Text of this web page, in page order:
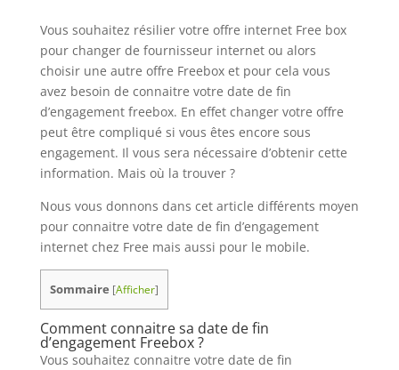
Vous souhaitez résilier votre offre internet Free box
pour changer de fournisseur internet ou alors
choisir une autre offre Freebox et pour cela vous
avez besoin de connaitre votre date de fin
d’engagement freebox. En effet changer votre offre
peut être compliqué si vous êtes encore sous
engagement. Il vous sera nécessaire d’obtenir cette
information. Mais où la trouver ?
Nous vous donnons dans cet article différents moyen
pour connaitre votre date de fin d’engagement
internet chez Free mais aussi pour le mobile.
Sommaire [Afficher]
Comment connaitre sa date de fin
d’engagement Freebox ?
Vous souhaitez connaitre votre date de fin